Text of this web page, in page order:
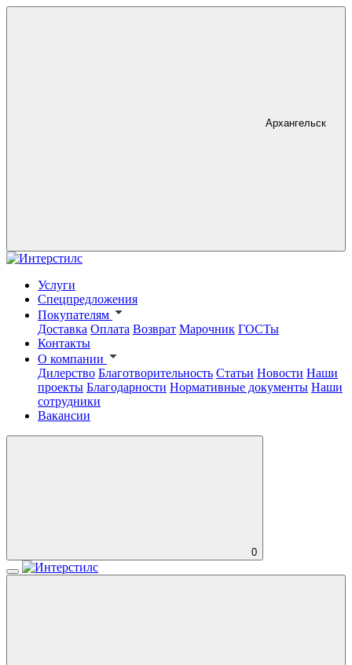
Архангельск
Услуги
Спецпредложения
Покупателям
Доставка Оплата Возврат Марочник ГОСТы
Контакты
О компании
Дилерство Благотворительность Статьи Новости Наши
проекты Благодарности Нормативные документы Наши
сотрудники
Вакансии
0